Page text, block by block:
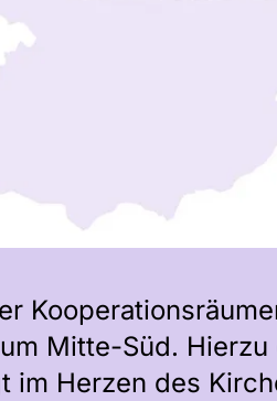
Mitte-Süd.
im Herzen des